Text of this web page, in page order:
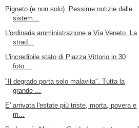
Pigneto (e non solo). Pessime notizie dalle
sistem...
L'ordinaria amministrazione a Via Veneto. La
strad...
L'incredibile stato di Piazza Vittorio in 30
foto....
"Il degrado porta solo malavita". Tutta la
grande ...
E' arrivata l'estate più triste, morta, povera e
m...